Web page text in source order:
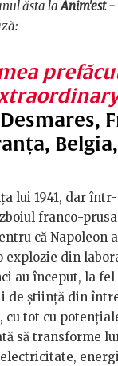
ăsta laAnim'est -
lui 1941, dar
franco-
că Napoleon
din
au început, la
de știință din
cu tot cu
să transforme
electricitate,